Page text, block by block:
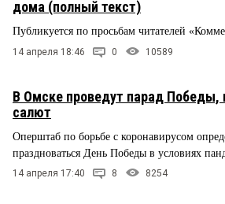
дома (полный текст)
Публикуется по просьбам читателей
14 апреля 18:46 0 10589
В Омске проведут парад Победы,
салют
Оперштаб по борьбе с коронавирусом
праздноваться День Победы в условиях
14 апреля 17:40 8 8254